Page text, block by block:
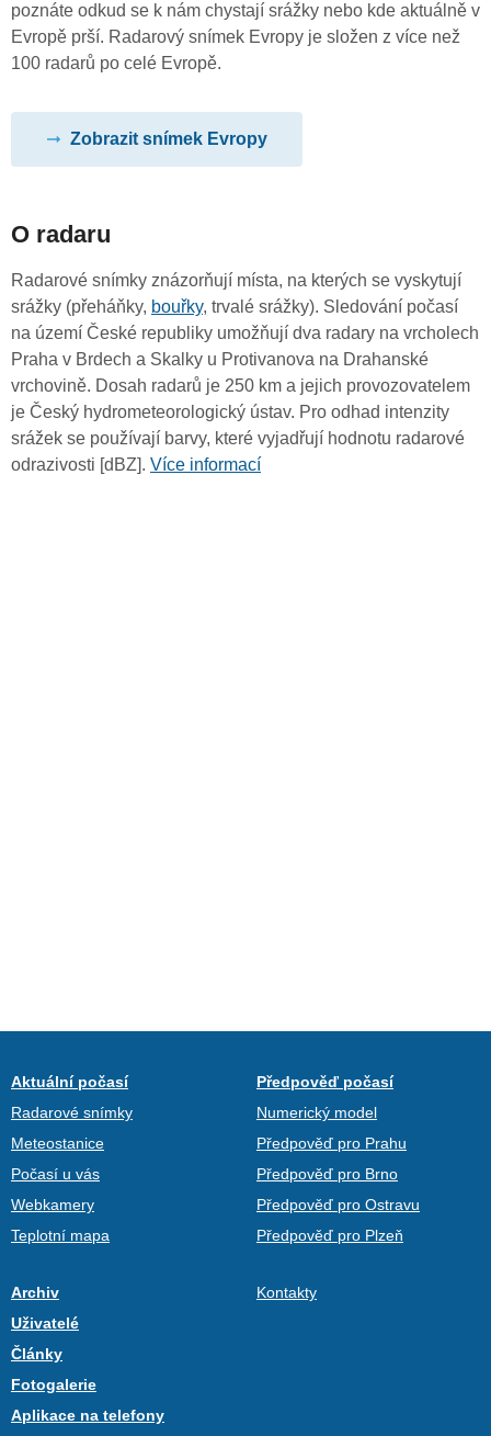
poznáte odkud se k nám chystají srážky nebo kde aktuálně v
Evropě prší. Radarový snímek Evropy je složen z více než
100 radarů po celé Evropě.
Zobrazit snímek Evropy
O radaru
Radarové snímky znázorňují místa, na kterých se vyskytují
srážky (přeháňky, bouřky, trvalé srážky). Sledování počasí
na území České republiky umožňují dva radary na vrcholech
Praha v Brdech a Skalky u Protivanova na Drahanské
vrchovině. Dosah radarů je 250 km a jejich provozovatelem
je Český hydrometeorologický ústav. Pro odhad intenzity
srážek se používají barvy, které vyjadřují hodnotu radarové
odrazivosti [dBZ]. Více informací
Aktuální počasí
Radarové snímky
Meteostanice
Počasí u vás
Webkamery
Teplotní mapa
Předpověď počasí
Numerický model
Předpověď pro Prahu
Předpověď pro Brno
Předpověď pro Ostravu
Předpověď pro Plzeň
Archiv
Uživatelé
Články
Fotogalerie
Aplikace na telefony
Kontakty